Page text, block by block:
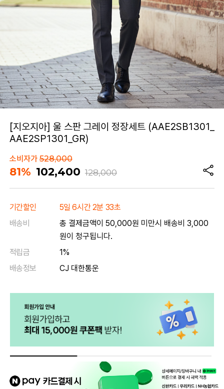
[지오지아] 울 스판 그레이 정장세트 (AAE2SB1301_
AAE2SP1301_GR)
소비자가528,000
81% 102,400 128,000
기간할인
5일 6시간 2분 33초
배송비
총 결제금액이 50,000원 미만시 배송비 3,000
원이 청구됩니다.
적립금
1%
배송정보
CJ 대한통운